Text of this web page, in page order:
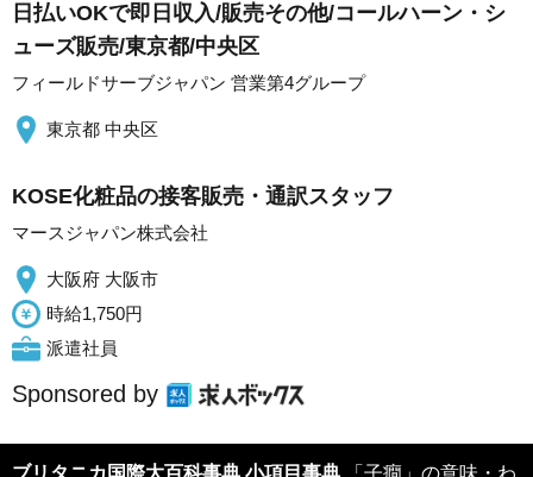
日払いOKで即日収入/販売その他/コールハーン・シ
ューズ販売/東京都/中央区
フィールドサーブジャパン 営業第4グループ
東京都 中央区
KOSE化粧品の接客販売・通訳スタッフ
マースジャパン株式会社
大阪府 大阪市
時給1,750円
派遣社員
Sponsored by
ブリタニカ国際大百科事典 小項目事典